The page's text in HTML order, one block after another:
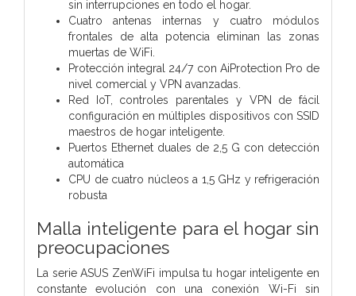
sin interrupciones en todo el hogar.
Cuatro antenas internas y cuatro módulos
frontales de alta potencia eliminan las zonas
muertas de WiFi.
Protección integral 24/7 con AiProtection Pro de
nivel comercial y VPN avanzadas.
Red IoT, controles parentales y VPN de fácil
configuración en múltiples dispositivos con SSID
maestros de hogar inteligente.
Puertos Ethernet duales de 2,5 G con detección
automática
CPU de cuatro núcleos a 1,5 GHz y refrigeración
robusta
Malla inteligente para el hogar sin
preocupaciones
La serie ASUS ZenWiFi impulsa tu hogar inteligente en
constante evolución con una conexión Wi-Fi sin